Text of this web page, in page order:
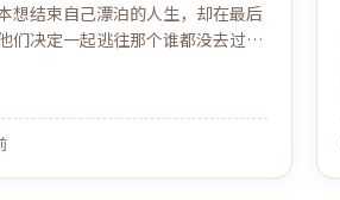
想结束自己漂泊的人生，却在最后
们决定一起逃往那个谁都没去过的
99:43